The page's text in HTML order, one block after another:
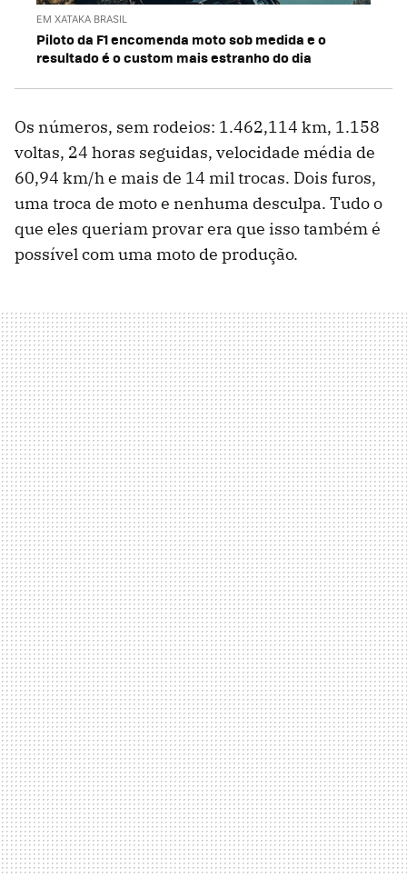
EM XATAKA BRASIL
Piloto da F1 encomenda moto sob medida e o
resultado é o custom mais estranho do dia
Os números, sem rodeios: 1.462,114 km, 1.158
voltas, 24 horas seguidas, velocidade média de
60,94 km/h e mais de 14 mil trocas. Dois furos,
uma troca de moto e nenhuma desculpa. Tudo o
que eles queriam provar era que isso também é
possível com uma moto de produção.